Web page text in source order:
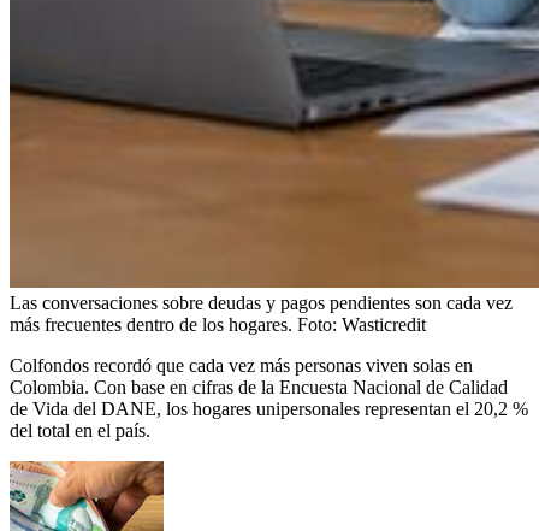
Las conversaciones sobre deudas y pagos pendientes son cada vez
más frecuentes dentro de los hogares. Foto: Wasticredit
Colfondos recordó que cada vez más personas viven solas en
Colombia. Con base en cifras de la Encuesta Nacional de Calidad
de Vida del DANE, los hogares unipersonales representan el 20,2 %
del total en el país.